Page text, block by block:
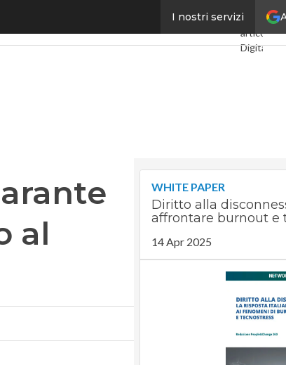
I nostri servizi
chiederlo al lavoro e in albergoUltimi
articoli
Digital
artificiale
CorCom
Podcast
Privacy
al
WHITE PAPER
Diritto alla
affrontare burnout e
14 Apr 2025